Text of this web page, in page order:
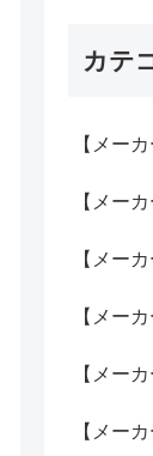
カテ
【メー
【メー
【メー
【メー
【メー
【メー